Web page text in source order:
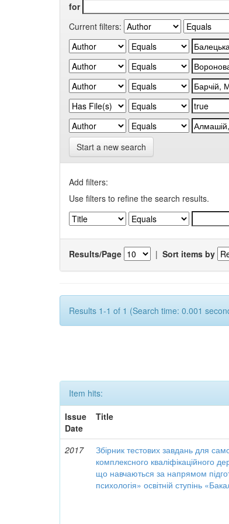
for
Current filters:
Start a new search
Add filters:
Use filters to refine the search results.
Results/Page | Sort items by
Results 1-1 of 1 (Search time: 0.001
Item hits:
Issue
Date
Title
2017
Збірник тестових завдань для
комплексного кваліфікаційного
що навчаються за напрямом
психологія» освітній ступінь